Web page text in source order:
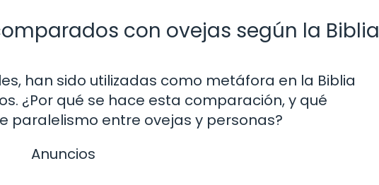
con ovejas según la Biblia
han sido utilizadas como metáfora en la Biblia
¿Por qué se hace esta comparación, y qué
paralelismo entre ovejas y personas?
Anuncios